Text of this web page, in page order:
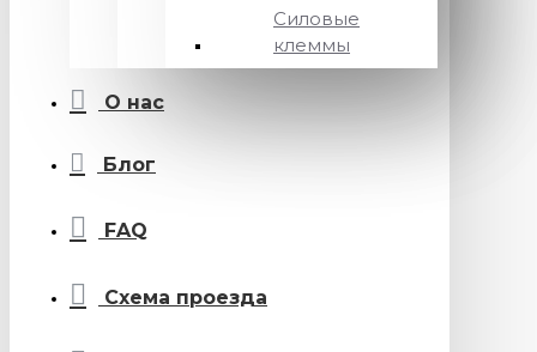
Силовые
клеммы
О нас
Блог
FAQ
Схема проезда